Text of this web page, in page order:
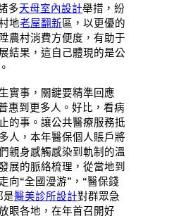
多天母室內設計舉措，紛
地老屋翻新區，以更優的
農村消費方便度，有助于
結果，這自己體現的是公
實事，關鍵要精準回應
惠到更多人。好比，看病
的事。讓公共醫療服務抵
人，本年醫保個人賬戶將
親身感觸感染到軌制的溫
展的脈絡梳理，從當地到
向“全國漫游”，“醫保錢
是醫美診所設計對群眾急
眼各地，在年首召開好